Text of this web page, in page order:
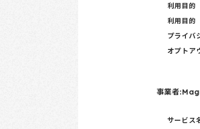
利用目的
利用目的
プライバ
オプトア
事業者
サービス